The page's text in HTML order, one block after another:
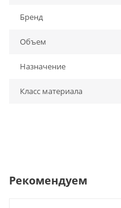
Бренд
Объем
Назначение
Класс материала
Рекомендуем